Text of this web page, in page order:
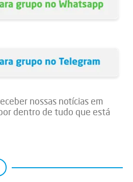
nossas notícias em
dentro de tudo que está